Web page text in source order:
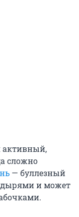
активный,
сложно
— буллезный
и может